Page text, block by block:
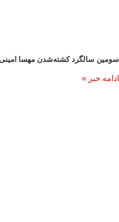
سومین سالگرد کشته‌‌شدن مهسا امینی
ادامه خبر »